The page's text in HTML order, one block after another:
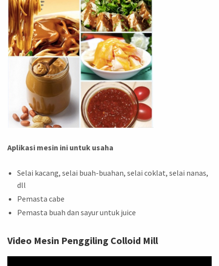
Aplikasi mesin ini untuk usaha
Selai kacang, selai buah-buahan, selai coklat, selai nanas,
dll
Pemasta cabe
Pemasta buah dan sayur untuk juice
Video Mesin Penggiling Colloid Mill